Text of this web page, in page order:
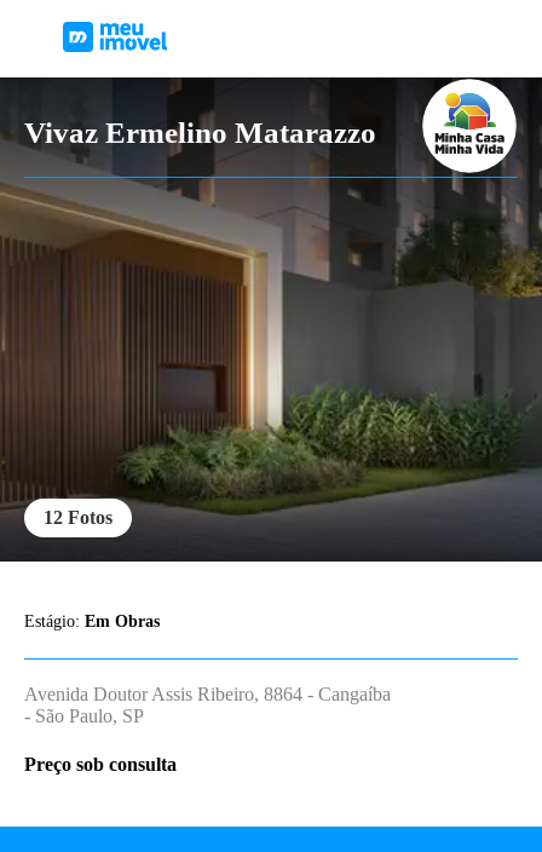
Vivaz Ermelino Matarazzo
12 Fotos
Estágio: Em Obras
Avenida Doutor Assis Ribeiro, 8864 - Cangaíba
- São Paulo, SP
Preço sob consulta